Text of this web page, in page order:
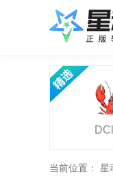
当前位置： 星